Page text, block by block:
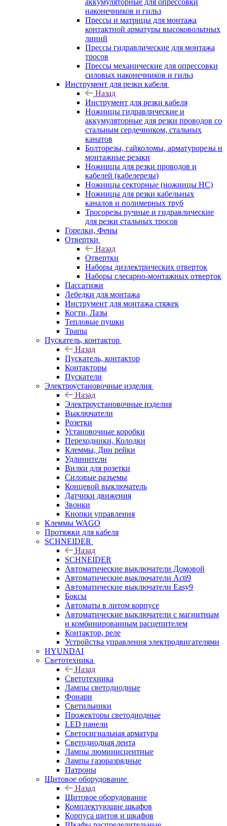
аккумуляторные для опрессовки
наконечников и гильз
Прессы и матрицы для монтажа
контактной арматуры высоковольтных
линий
Прессы гидравлические для монтажа
тросов
Прессы механические для опрессовки
силовых наконечников и гильз
Инструмент для резки кабеля
Назад
Инструмент для резки кабеля
Ножницы гидравлические и
аккумуляторные для резки проводов со
стальным сердечником, стальных
канатов
Болторезы, гайколомы, арматурорезы и
монтажные резаки
Ножницы для резки проводов и
кабелей (кабелерезы)
Ножницы секторные (ножницы НС)
Ножницы для резки кабельных
каналов и полимерных труб
Тросорезы ручные и гидравлические
для резки стальных тросов
Горелки, Фены
Отвертки
Назад
Отвертки
Наборы диэлектрических отверток
Наборы слесарно-монтажных отверток
Пассатижи
Лебедки для монтажа
Инструмент для монтажа стяжек
Когти, Лазы
Тепловые пушки
Трапы
Пускатель, контактор
Назад
Пускатель, контактор
Контакторы
Пускатели
Электроустановочные изделия
Назад
Электроустановочные изделия
Выключатели
Розетки
Установочные коробки
Переходники, Колодки
Клеммы, Дин рейки
Удлинители
Вилки для розетки
Силовые разъемы
Концевой выключатель
Датчики движения
Звонки
Кнопки управления
Клеммы WAGO
Протяжки для кабеля
SCHNEIDER
Назад
SCHNEIDER
Автоматические выключатели Домовой
Автоматические выключатели Acti9
Автоматические выключатели Easy9
Боксы
Автоматы в литом корпусе
Автоматические выключатели с магнитным
и комбинированным расцепителем
Контактор, реле
Устройства управления электродвигателями
HYUNDAI
Светотехника
Назад
Светотехника
Лампы светодиодные
Фонари
Светильники
Прожекторы светодиодные
LED панели
Светосигнальная арматура
Светодиодная лента
Лампы люминисцентные
Лампы газоразрядные
Патроны
Щитовое оборудование
Назад
Щитовое оборудование
Комплектующие шкафов
Корпуса щитов и шкафов